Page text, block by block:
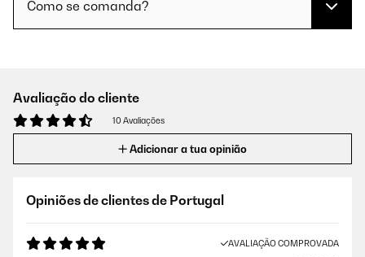
Como se comanda?
Avaliação do cliente
10 Avaliações
Adicionar a tua opinião
Opiniões de clientes de Portugal
AVALIAÇÃO COMPROVADA